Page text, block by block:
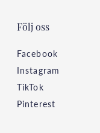
Följ oss
Facebook
Instagram
TikTok
Pinterest